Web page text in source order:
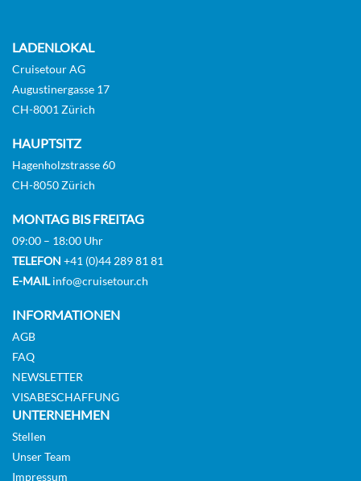
LADENLOKAL
Cruisetour AG
Augustinergasse 17
CH-8001 Zürich
HAUPTSITZ
Hagenholzstrasse 60
CH-8050 Zürich
MONTAG BIS FREITAG
09:00 – 18:00 Uhr
TELEFON +41 (0)44 289 81 81
E-MAILinfo@cruisetour.ch
INFORMATIONEN
AGB
FAQ
NEWSLETTER
VISABESCHAFFUNG
UNTERNEHMEN
Stellen
Unser Team
Impressum